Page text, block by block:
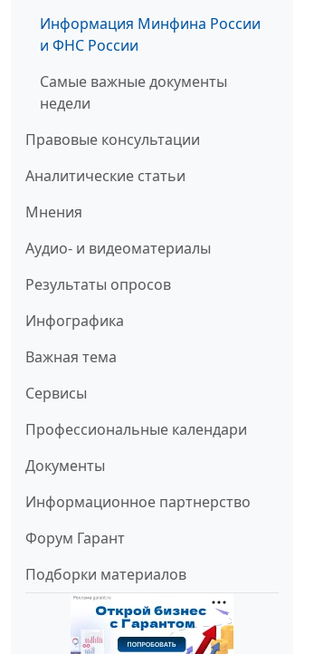
Информация Минфина России
и ФНС России
Самые важные документы
недели
Правовые консультации
Аналитические статьи
Мнения
Аудио- и видеоматериалы
Результаты опросов
Инфографика
Важная тема
Сервисы
Профессиональные календари
Документы
Информационное партнерство
Форум Гарант
Подборки материалов